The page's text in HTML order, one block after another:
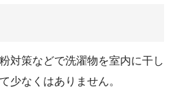
対策などで洗濯物を室内に干し
少なくはありません。